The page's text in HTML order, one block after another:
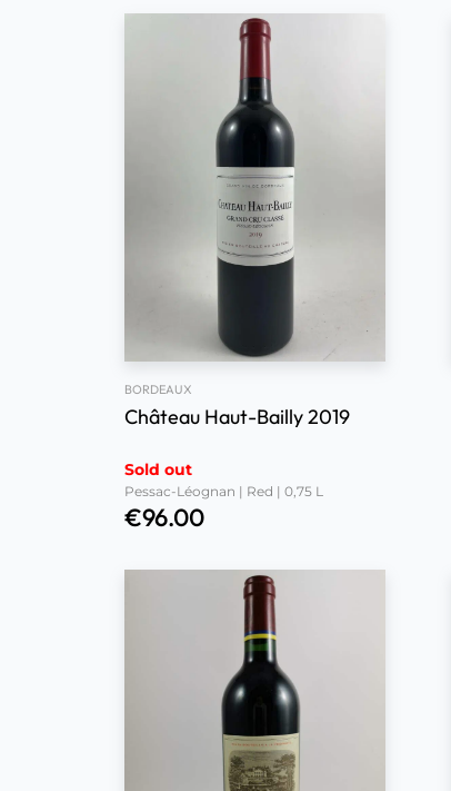
BORDEAUX
Château Haut-Bailly 2019
Sold out
Pessac-Léognan | Red | 0,75 L
€96.00